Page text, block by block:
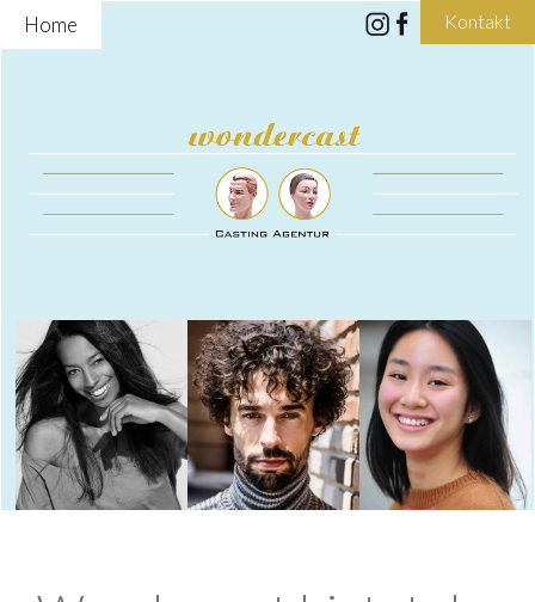
Home Kontakt